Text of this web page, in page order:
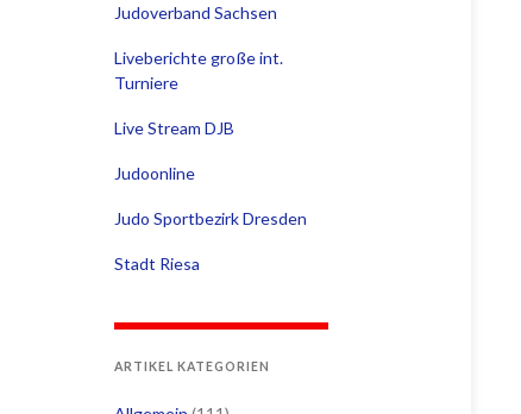
Judoverband Sachsen
Liveberichte große int.
Turniere
Live Stream DJB
Judoonline
Judo Sportbezirk Dresden
Stadt Riesa
ARTIKEL KATEGORIEN